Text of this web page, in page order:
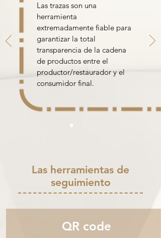
Las trazas son una
herramienta
extremadamente fiable para
garantizar la total
transparencia de la cadena
de productos entre el
productor/restaurador y el
consumidor final.
Las herramientas de
seguimiento
QR code